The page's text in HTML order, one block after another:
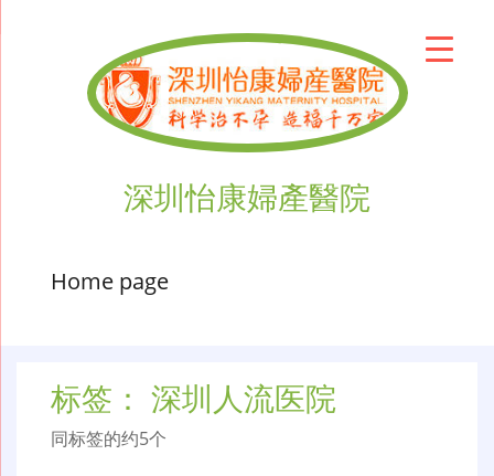
深圳怡康婦產醫院
Home page
标签： 深圳人流医院
同标签的约5个